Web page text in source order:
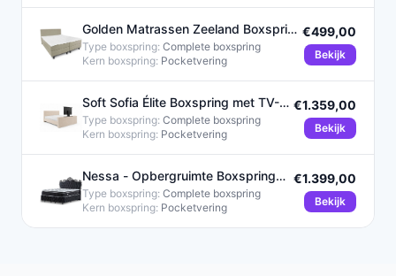
Golden Matrassen Zeeland Boxspring
SleepEase 160x200 Beige
Type boxspring: Complete boxspring
Kern boxspring: Pocketvering
€499,00
Bekijk
Soft Sofia Élite Boxspring met TV-
Lift 180x200 cm Beige
Type boxspring: Complete boxspring
Kern boxspring: Pocketvering
€1.359,00
Bekijk
Nessa - Opbergruimte Boxspring
King - 180x200 - Zwart
Type boxspring: Complete boxspring
Kern boxspring: Pocketvering
€1.399,00
Bekijk